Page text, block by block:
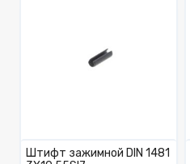
Штифт зажимной DIN 1481